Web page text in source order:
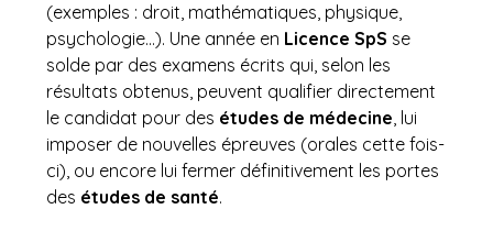
(exemples : droit, mathématiques, physique,
psychologie…). Une année en Licence SpS se
solde par des examens écrits qui, selon les
résultats obtenus, peuvent qualifier directement
le candidat pour des études de médecine, lui
imposer de nouvelles épreuves (orales cette fois-
ci), ou encore lui fermer définitivement les portes
des études de santé.